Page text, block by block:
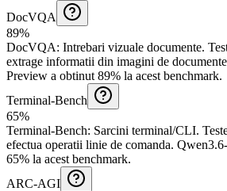
DocVQA
89%
DocVQA: Intrebari vizuale documente.
extrage informatii din imagini de
Preview a obtinut 89% la acest benchmark.
Terminal-Bench
65%
Terminal-Bench: Sarcini terminal/CLI.
efectua operatii linie de comanda.
65% la acest benchmark.
ARC-AGI